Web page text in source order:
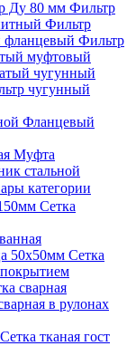
Ду 80 мм Фильтр
Фильтр
фланцевый Фильтр
муфтовый
чугунный
чугунный
Фланцевый
Муфта
стальной
категории
Сетка
50х50мм Сетка
сварная
в рулонах
Сетка тканая гост